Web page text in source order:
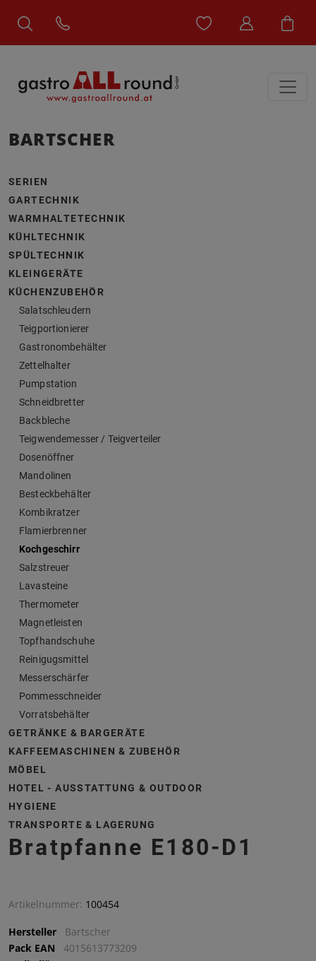
BARTSCHER
SERIEN
GARTECHNIK
WARMHALTETECHNIK
KÜHLTECHNIK
SPÜLTECHNIK
KLEINGERÄTE
KÜCHENZUBEHÖR
Salatschleudern
Teigportionierer
Gastronombehälter
Zettelhalter
Pumpstation
Schneidbretter
Backbleche
Teigwendemesser / Teigverteiler
Dosenöffner
Mandolinen
Besteckbehälter
Kombikratzer
Flamierbrenner
Kochgeschirr
Salzstreuer
Lavasteine
Thermometer
Magnetleisten
Topfhandschuhe
Reinigugsmittel
Messerschärfer
Pommesschneider
Vorratsbehälter
GETRÄNKE & BARGERÄTE
KAFFEEMASCHINEN & ZUBEHÖR
MÖBEL
HOTEL - AUSSTATTUNG & OUTDOOR
HYGIENE
TRANSPORTE & LAGERUNG
Bratpfanne E180-D1
Artikelnummer: 100454
Hersteller
Bartscher
Pack EAN
4015613773209